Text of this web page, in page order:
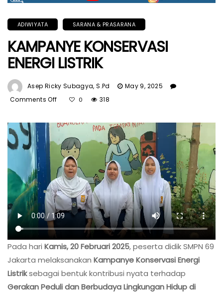
ADIWIYATA SARANA & PRASARANA
KAMPANYE KONSERVASI
ENERGI LISTRIK
Asep Ricky Subagya, S.Pd
May 9, 2025
Comments Off
KONSERVASI
LISTRIK
0 318
Pada hari Kamis, 20 Februari 2025, peserta didik SMPN 69
Jakarta melaksanakan Kampanye Konservasi Energi
Listriksebagai bentuk kontribusi nyata terhadap
Gerakan Peduli dan Berbudaya Lingkungan Hidup di